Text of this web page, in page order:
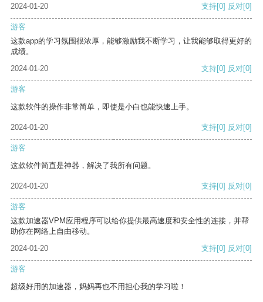
2024-01-20 支持[0] 反对[0]
游客
这款app的学习氛围很浓厚，能够激励我不断学习，让我能够取得更好的
成绩。
2024-01-20
支持[0] 反对[0]
游客
这款软件的操作非常简单，即使是小白也能快速上手。
2024-01-20 支持[0] 反对[0]
游客
这款软件简直是神器，解决了我所有问题。
2024-01-20 支持[0] 反对[0]
游客
这款加速器VPM应用程序可以给你提供最高速度和安全性的连接，并帮
助你在网络上自由移动。
2024-01-20
支持[0] 反对[0]
游客
超级好用的加速器，妈妈再也不用担心我的学习啦！